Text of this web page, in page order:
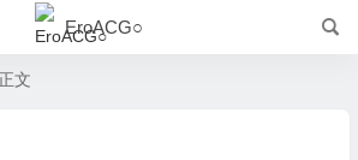
EroACG○
正文